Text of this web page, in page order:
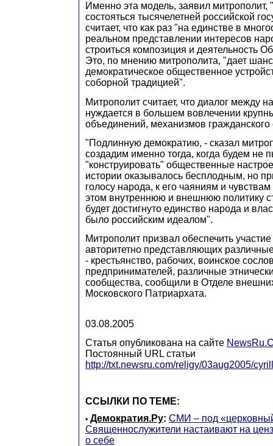
Именно эта модель, заявил митрополит,
состояться тысячелетней российской
считает, что как раз "на единстве в
реальном представлении интересов
строиться композиция и деятельность
Это, по мнению митрополита, "дает шанс
демократическое общественное
соборной традицией".
Митрополит считает, что диалог между
нуждается в большем вовлечении
объединений, механизмов
"Подлинную демократию, - сказал
создадим именно тогда, когда будем не
"конструировать" общественные
истории оказывалось бесплодным, но
голосу народа, к его чаяниям и
этом внутреннюю и внешнюю политику
будет достигнуто единство народа и
было российским идеалом".
Митрополит призвал обеспечить
авторитетно представляющих
- крестьянство, рабочих, воинское
предпринимателей, различные
сообщества, сообщили в Отделе
Московского Патриархата.
03.08.2005
Статья опубликована на сайте
Постоянный URL статьи
http://txt.newsru.com/religy/03aug2005/
ССЫЛКИ ПО ТЕМЕ:
• Демократия.Ру: СМИ – под
Священнослужители настаивают на
о себе